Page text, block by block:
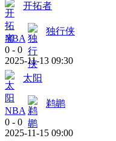
开拓者
NBA
独行侠
0 - 0
2025-11-13 09:30
太阳
NBA
鹈鹕
0 - 0
2025-11-15 09:00